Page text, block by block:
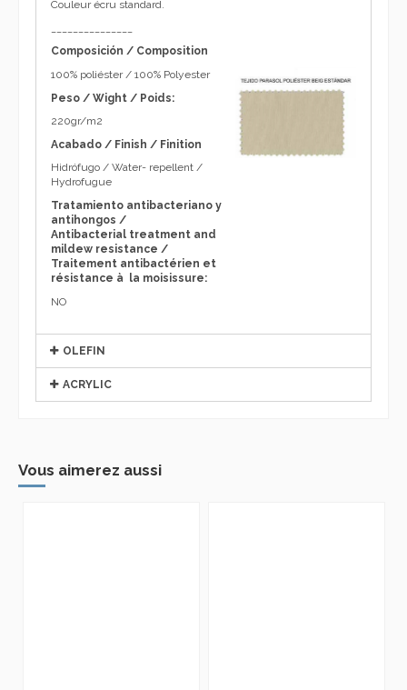
Couleur écru standard.
Composición / Composition
100% poliéster / 100% Polyester
Peso / Wight / Poids:
220gr/m2
Acabado / Finish / Finition
Hidrófugo / Water- repellent /
Hydrofugue
Tratamiento antibacteriano y
antihongos /
Antibacterial treatment and
mildew resistance /
Traitement antibactérien et
résistance à la moisissure:
NO
OLEFIN
ACRYLIC
Vous aimerez aussi